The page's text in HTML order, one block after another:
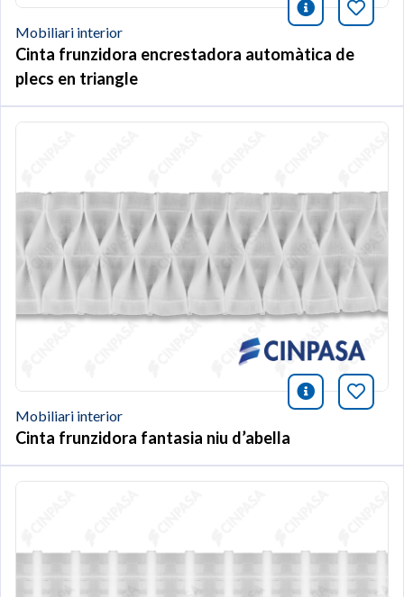
icono
Mobiliari interior
Cinta frunzidora encrestadora automàtica de
plecs en triangle
icono
Mobiliari interior
Cinta frunzidora fantasia niu d’abella